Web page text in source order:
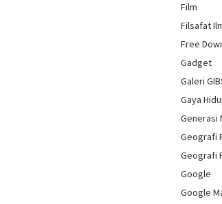
Film
Filsafat
Free
Gadget
Galeri
Gaya
Generasi
Geografi
Geografi
Google
Google